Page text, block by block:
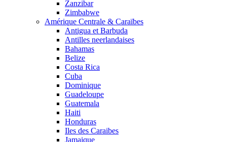
Zanzibar
Zimbabwe
Amérique Centrale & Caraïbes
Antigua et Barbuda
Antilles neerlandaises
Bahamas
Belize
Costa Rica
Cuba
Dominique
Guadeloupe
Guatemala
Haiti
Honduras
Iles des Caraibes
Jamaique